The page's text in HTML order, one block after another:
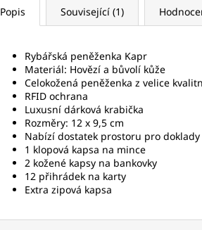
Popis Související (1)
Rybářská peněženka Kapr
Materiál: Hovězí a bůvolí kůže
Celokožená peněženka z velice
RFID ochrana
Luxusní dárková krabička
Rozměry: 12 x 9,5 cm
Nabízí dostatek prostoru pro doklady
1 klopová kapsa na mince
2 kožené kapsy na bankovky
12 přihrádek na karty
Extra zipová kapsa